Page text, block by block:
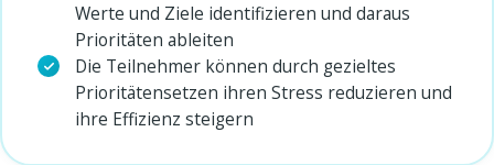
Werte und Ziele identifizieren und daraus
Prioritäten ableiten
Die Teilnehmer können durch gezieltes
Prioritätensetzen ihren Stress reduzieren und
ihre Effizienz steigern